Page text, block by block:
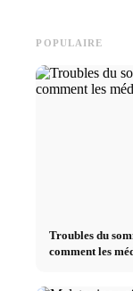
POPULAIRE
Troubles du
comment les